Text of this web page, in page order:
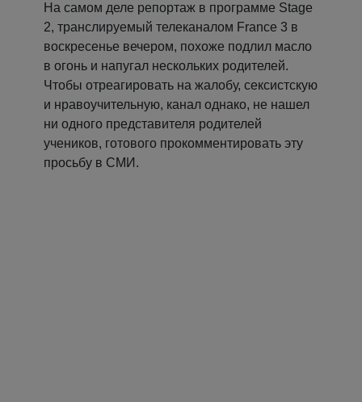
На самом деле репортаж в программе Stage
2, транслируемый телеканалом France 3 в
воскресенье вечером, похоже подлил масло
в огонь и напугал нескольких родителей.
Чтобы отреагировать на жалобу, сексистскую
и нравоучительную, канал однако, не нашел
ни одного представителя родителей
учеников, готового прокомментировать эту
просьбу в СМИ.